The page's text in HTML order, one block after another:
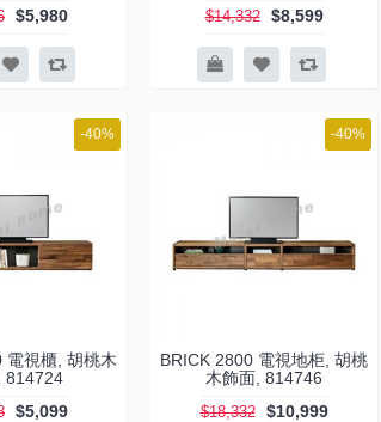
$5,980 $14,332 $8,599
-40%
電視櫃, 胡桃木
814724
$5,099
-40%
BRICK 2800 電視地柜, 胡桃
木飾面, 814746
$18,332 $10,999